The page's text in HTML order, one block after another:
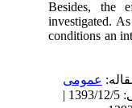
Besides,
investigated.
conditions an
عمومى
دریافت: 1392/3/30 | ویرایش نهایی: 1393/12/5 |